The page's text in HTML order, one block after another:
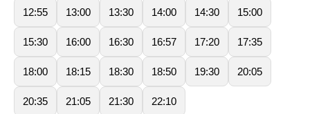
12:55 13:00 13:30 14:00 14:30 15:00
15:30 16:00 16:30 16:57 17:20 17:35
18:00 18:15 18:30 18:50 19:30 20:05
20:35 21:05 21:30 22:10